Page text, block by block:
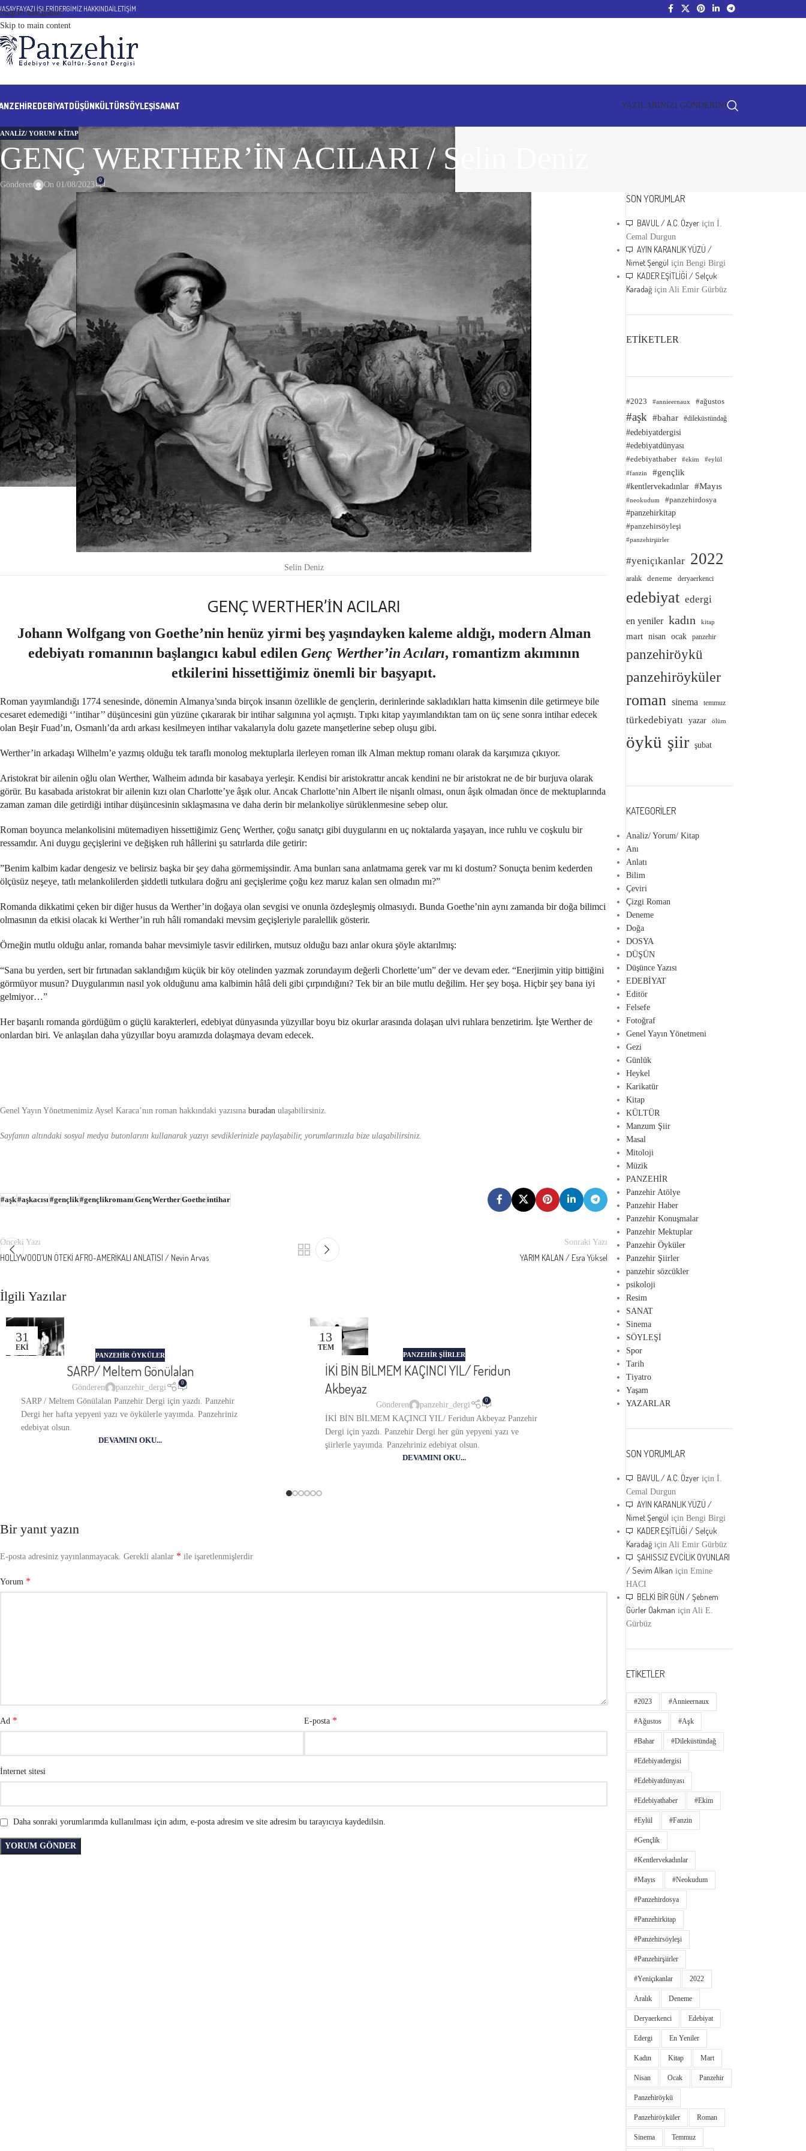
Skip to navigation
Skip to main content
YAZI İŞLERİDERGİMİZ HAKKINDAİLETİŞİM
EDEBİYATDÜŞÜNKÜLTÜRSÖYLEŞİSANAT YAZILARINIZI GÖNDERİN!
ANALIZ/ YORUM/ KITAP
GENÇ WERTHER’İN ACILARI / Selin Deniz
Gönderen On 01/08/2023 0
Selin Deniz
GENÇ WERTHER’İN ACILARI
Johann Wolfgang von Goethe’nin henüz yirmi beş yaşındayken kaleme aldığı, modern Alman
edebiyatı romanının başlangıcı kabul edilenGenç Werther’in Acıları, romantizm akımının
etkilerini hissettiğimiz önemli bir başyapıt.
Roman yayımlandığı 1774 senesinde, dönemin Almanya’sında birçok insanın özellikle de gençlerin, derinlerinde sakladıkları hatta kimsenin dile getirmeye bile
cesaret edemediği ‘’intihar’’ düşüncesini gün yüzüne çıkararak bir intihar salgınına yol açmıştı. Tıpkı kitap yayımlandıktan tam on üç sene sonra intihar edecek
olan Beşir Fuad’ın, Osmanlı’da ardı arkası kesilmeyen intihar vakalarıyla dolu gazete manşetlerine sebep oluşu gibi.
Werther’in arkadaşı Wilhelm’e yazmış olduğu tek taraflı monolog mektuplarla ilerleyen roman ilk Alman mektup romanı olarak da karşımıza çıkıyor.
Aristokrat bir ailenin oğlu olan Werther, Walheim adında bir kasabaya yerleşir. Kendisi bir aristokrattır ancak kendini ne bir aristokrat ne de bir burjuva olarak
görür. Bu kasabada aristokrat bir ailenin kızı olan Charlotte’ye âşık olur. Ancak Charlotte’nin Albert ile nişanlı olması, onun âşık olmadan önce de mektuplarında
zaman zaman dile getirdiği intihar düşüncesinin sıklaşmasına ve daha derin bir melankoliye sürüklenmesine sebep olur.
Roman boyunca melankolisini mütemadiyen hissettiğimiz Genç Werther, çoğu sanatçı gibi duygularını en uç noktalarda yaşayan, ince ruhlu ve coşkulu bir
ressamdır. Ani duygu geçişlerini ve değişken ruh hâllerini şu satırlarda dile getirir:
”Benim kalbim kadar dengesiz ve belirsiz başka bir şey daha görmemişsindir. Ama bunları sana anlatmama gerek var mı ki dostum? Sonuçta benim kederden
ölçüsüz neşeye, tatlı melankolilerden şiddetli tutkulara doğru ani geçişlerime çoğu kez maruz kalan sen olmadın mı?”
Romanda dikkatimi çeken bir diğer husus da Werther’in doğaya olan sevgisi ve onunla özdeşleşmiş olmasıydı. Bunda Goethe’nin aynı zamanda bir doğa bilimci
olmasının da etkisi olacak ki Werther’in ruh hâli romandaki mevsim geçişleriyle paralellik gösterir.
Örneğin mutlu olduğu anlar, romanda bahar mevsimiyle tasvir edilirken, mutsuz olduğu bazı anlar okura şöyle aktarılmış:
“Sana bu yerden, sert bir fırtınadan saklandığım küçük bir köy otelinden yazmak zorundayım değerli Chorlette’um” der ve devam eder. “Enerjimin yitip bittiğini
görmüyor musun? Duygularımın nasıl yok olduğunu ama kalbimin hâlâ deli gibi çırpındığını? Tek bir an bile mutlu değilim. Her şey boşa. Hiçbir şey bana iyi
gelmiyor…”
Her başarılı romanda gördüğüm o güçlü karakterleri, edebiyat dünyasında yüzyıllar boyu biz okurlar arasında dolaşan ulvi ruhlara benzetirim. İşte Werther de
onlardan biri. Ve anlaşılan daha yüzyıllar boyu aramızda dolaşmaya devam edecek.
Genel Yayın Yönetmenimiz Aysel Karaca’nın roman hakkındaki yazısına buradan ulaşabilirsiniz.
Sayfanın altındaki sosyal medya butonlarını kullanarak yazıyı sevdiklerinizle paylaşabilir, yorumlarınızla bize ulaşabilirsiniz.
#aşk#aşkacısı #gençlik#gençlikromanı GençWertherGoetheintihar
Önceki Yazı
HOLLYWOOD’UN ÖTEKİ AFRO-AMERİKALI ANLATISI / Nevin Arvas
Sonraki Yazı
YARIM KALAN / Esra Yüksel
İlgili Yazılar
31
EKI
PANZEHIR ÖYKÜLER
SARP/ Meltem Gönülalan
Gönderen panzehir_dergi 0
SARP / Meltem Gönülalan Panzehir Dergi için yazdı. Panzehir
Dergi her hafta yepyeni yazı ve öykülerle yayımda. Panzehriniz
edebiyat olsun.
DEVAMINI OKU...
13
TEM
PANZEHIR ŞIIRLER
İKİ BİN BİLMEM KAÇINCI YIL/ Feridun
Akbeyaz
Gönderen panzehir_dergi 0
İKİ BİN BİLMEM KAÇINCI YIL/ Feridun Akbeyaz Panzehir
Dergi için yazdı. Panzehir Dergi her gün yepyeni yazı ve
şiirlerle yayımda. Panzehriniz edebiyat olsun.
DEVAMINI OKU...
21
HAZ
AHESTE BESTE /Aysel Karaca Panzehir Dergi
Bir yanıt yazın
E-posta adresiniz yayınlanmayacak. Gerekli alanlar * ile işaretlenmişlerdir
Yorum *
Ad * E-posta *
İnternet sitesi
Daha sonraki yorumlarımda kullanılması için adım, e-posta adresim ve site adresim bu tarayıcıya kaydedilsin.
SON YORUMLAR
BAVUL / A.C. Özyer içinİ.
Cemal Durgun
AYIN KARANLIK YÜZÜ /
Nimet Şengül içinBengi Birgi
KADER EŞİTLİĞİ / Selçuk
Karadağ için Ali Emir Gürbüz
ETİKETLER
#2023 #annieernaux #ağustos
#aşk #bahar #dileküstündağ
#edebiyatdergisi
#edebiyatdünyası
#edebiyathaber #ekim #eylül
#fanzin
#gençlik
#kentlervekadınlar #Mayıs
#neokudum
#panzehirdosya
#panzehirkitap
#panzehirsöyleşi
#panzehirşiirler
#yeniçıkanlar 2022
aralık deneme deryaerkenci
edebiyat edergi
en yeniler kadın kitap
mart nisan ocak panzehir
panzehiröykü
panzehiröyküler
roman sinema temmuz
türkedebiyatı yazar ölüm
öykü şiir şubat
KATEGORILER
Analiz/ Yorum/ Kitap
Anı
Anlatı
Bilim
Çeviri
Çizgi Roman
Deneme
Doğa
DOSYA
DÜŞÜN
Düşünce Yazısı
EDEBİYAT
Editör
Felsefe
Fotoğraf
Genel Yayın Yönetmeni
Gezi
Günlük
Heykel
Karikatür
Kitap
KÜLTÜR
Manzum Şiir
Masal
Mitoloji
Müzik
PANZEHİR
Panzehir Atölye
Panzehir Haber
Panzehir Konuşmalar
Panzehir Mektuplar
Panzehir Öyküler
Panzehir Şiirler
panzehir sözcükler
psikoloji
Resim
SANAT
Sinema
SÖYLEŞİ
Spor
Tarih
Tiyatro
Yaşam
YAZARLAR
SON YORUMLAR
BAVUL / A.C. Özyer içinİ.
Cemal Durgun
AYIN KARANLIK YÜZÜ /
Nimet Şengül içinBengi Birgi
KADER EŞİTLİĞİ / Selçuk
Karadağ için Ali Emir Gürbüz
ŞAHISSIZ EVCİLİK OYUNLARI
/ Sevim Alkan içinEmine
HACI
BELKİ BİR GÜN / Şebnem
Gürler Oakman için Ali E.
Gürbüz
ETİKETLER
#2023 #annieernaux
#ağustos #aşk
#bahar #dileküstündağ
#edebiyatdergisi
#edebiyatdünyası
#edebiyathaber #ekim
#eylül #fanzin
#gençlik
#kentlervekadınlar
#Mayıs #neokudum
#panzehirdosya
#panzehirkitap
#panzehirsöyleşi
#panzehirşiirler
#yeniçıkanlar 2022
Aralık Deneme
Deryaerkenci Edebiyat
Edergi En Yeniler
Kadın Kitap Mart
Nisan Ocak Panzehir
Panzehiröykü
Panzehiröyküler Roman
Sinema Temmuz